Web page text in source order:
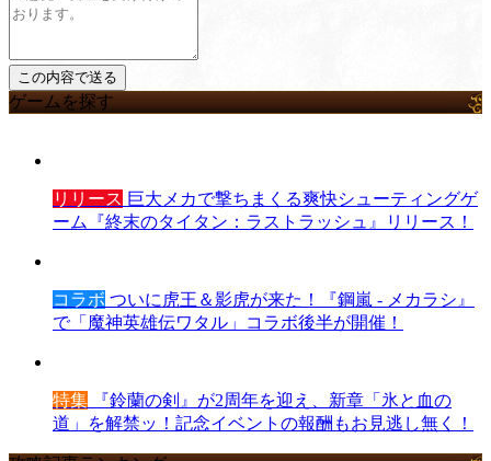
ゲームを探す
リリース 巨大メカで撃ちまくる爽快シューティングゲ
ーム『終末のタイタン：ラストラッシュ』リリース！
コラボ ついに虎王＆影虎が来た！『鋼嵐 - メカラシ』
で「魔神英雄伝ワタル」コラボ後半が開催！
特集 『鈴蘭の剣』が2周年を迎え、新章「氷と血の
道」を解禁ッ！記念イベントの報酬もお見逃し無く！